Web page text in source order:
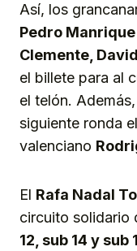
Así, los
Pedro
Clemente,
el billete para al
el telón.
siguiente ronda
valenciano
El Rafa Nadal
circuito solidario
12, sub 14 y sub